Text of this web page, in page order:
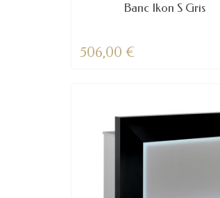
Banc Ikon S Gris
506,00 €